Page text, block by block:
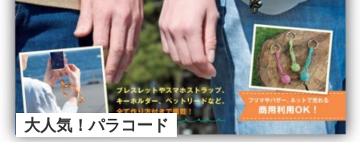
大人気！パラコード